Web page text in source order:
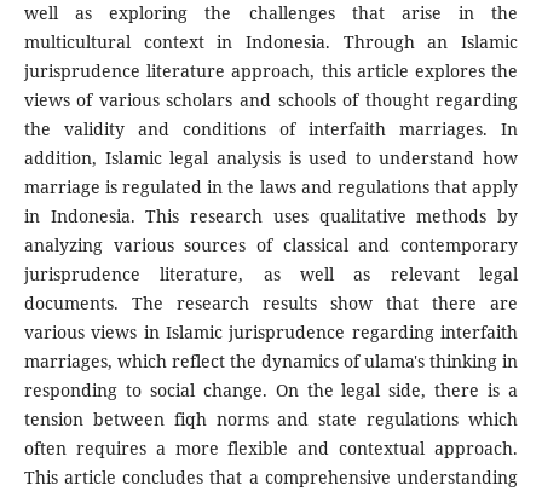
well as exploring the challenges that arise in the
multicultural context in Indonesia. Through an Islamic
jurisprudence literature approach, this article explores the
views of various scholars and schools of thought regarding
the validity and conditions of interfaith marriages. In
addition, Islamic legal analysis is used to understand how
marriage is regulated in the laws and regulations that apply
in Indonesia. This research uses qualitative methods by
analyzing various sources of classical and contemporary
jurisprudence literature, as well as relevant legal
documents. The research results show that there are
various views in Islamic jurisprudence regarding interfaith
marriages, which reflect the dynamics of ulama's thinking in
responding to social change. On the legal side, there is a
tension between fiqh norms and state regulations which
often requires a more flexible and contextual approach.
This article concludes that a comprehensive understanding